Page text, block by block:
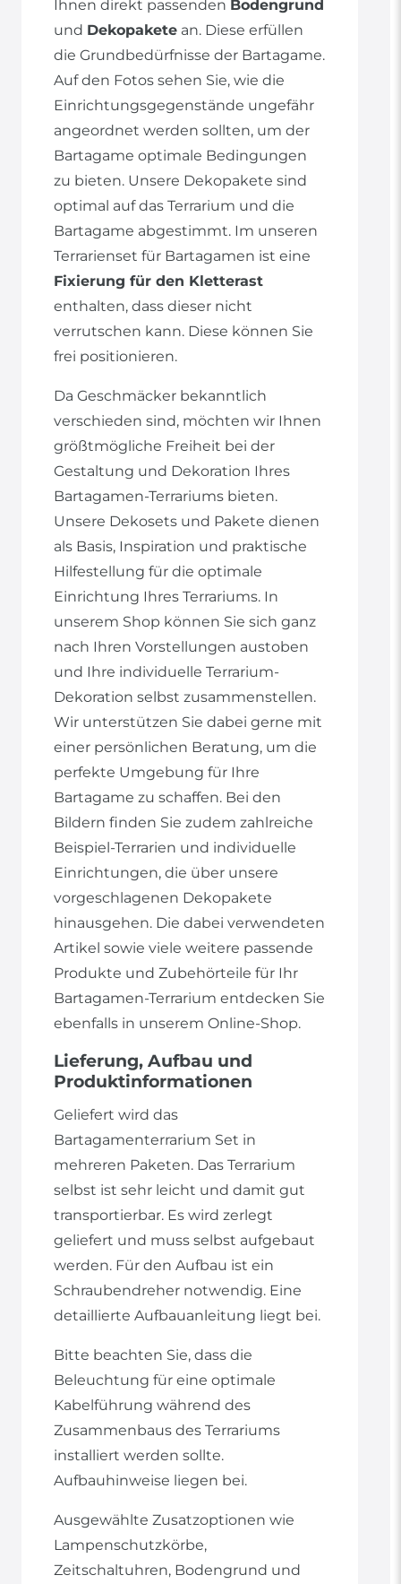
Ihnen direkt passenden Bodengrund
und Dekopakete an. Diese erfüllen
die Grundbedürfnisse der Bartagame.
Auf den Fotos sehen Sie, wie die
Einrichtungsgegenstände ungefähr
angeordnet werden sollten, um der
Bartagame optimale Bedingungen
zu bieten. Unsere Dekopakete sind
optimal auf das Terrarium und die
Bartagame abgestimmt. Im unseren
Terrarienset für Bartagamen ist eine
Fixierung für den Kletterast
enthalten, dass dieser nicht
verrutschen kann. Diese können Sie
frei positionieren.
Da Geschmäcker bekanntlich
verschieden sind, möchten wir Ihnen
größtmögliche Freiheit bei der
Gestaltung und Dekoration Ihres
Bartagamen-Terrariums bieten.
Unsere Dekosets und Pakete dienen
als Basis, Inspiration und praktische
Hilfestellung für die optimale
Einrichtung Ihres Terrariums. In
unserem Shop können Sie sich ganz
nach Ihren Vorstellungen austoben
und Ihre individuelle Terrarium-
Dekoration selbst zusammenstellen.
Wir unterstützen Sie dabei gerne mit
einer persönlichen Beratung, um die
perfekte Umgebung für Ihre
Bartagame zu schaffen. Bei den
Bildern finden Sie zudem zahlreiche
Beispiel-Terrarien und individuelle
Einrichtungen, die über unsere
vorgeschlagenen Dekopakete
hinausgehen. Die dabei verwendeten
Artikel sowie viele weitere passende
Produkte und Zubehörteile für Ihr
Bartagamen-Terrarium entdecken Sie
ebenfalls in unserem Online-Shop.
Lieferung, Aufbau und
Produktinformationen
Geliefert wird das
Bartagamenterrarium Set in
mehreren Paketen. Das Terrarium
selbst ist sehr leicht und damit gut
transportierbar. Es wird zerlegt
geliefert und muss selbst aufgebaut
werden. Für den Aufbau ist ein
Schraubendreher notwendig. Eine
detaillierte Aufbauanleitung liegt bei.
Bitte beachten Sie, dass die
Beleuchtung für eine optimale
Kabelführung während des
Zusammenbaus des Terrariums
installiert werden sollte.
Aufbauhinweise liegen bei.
Ausgewählte Zusatzoptionen wie
Lampenschutzkörbe,
Zeitschaltuhren, Bodengrund und